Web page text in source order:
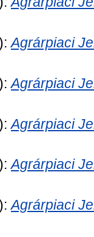
Agrárpiaci
Agrárpiaci
Agrárpiaci
Agrárpiaci
Agrárpiaci